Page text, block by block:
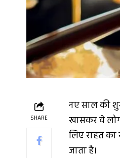
SHARE
नए साल की
खासकर वे
लिए राहत का
जाता है।